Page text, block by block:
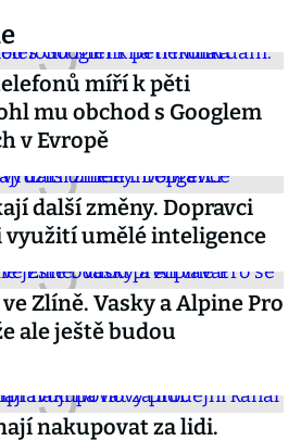
míří k pěti
mu obchod s Googlem
v Evropě
další změny. Dopravci
umělé inteligence
Zlíně. Vasky a Alpine Pro
ale ještě budou
nakupovat za lidi.